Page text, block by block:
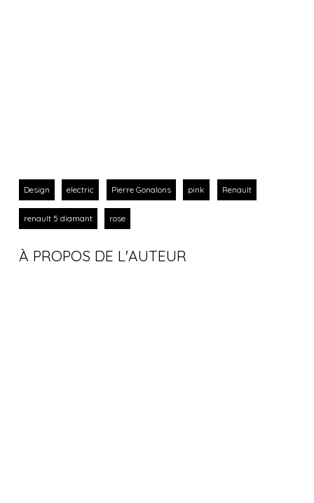
Design electric Pierre Gonalons pink Renault
renault 5 diamant rose
À PROPOS DE L'AUTEUR